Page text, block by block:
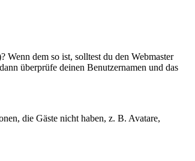
dem so ist, solltest du den Webmaster
überprüfe deinen Benutzernamen und das
die Gäste nicht haben, z. B. Avatare,